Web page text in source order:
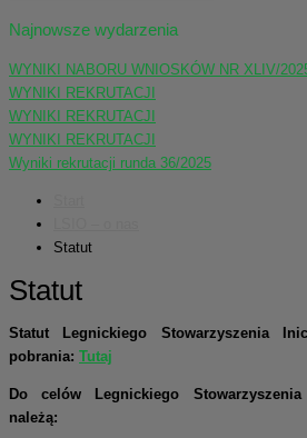
Najnowsze wydarzenia
WYNIKI NABORU WNIOSKÓW NR XLIV/
WYNIKI REKRUTACJI
WYNIKI REKRUTACJI
WYNIKI REKRUTACJI
Wyniki rekrutacji runda 36/2025
Statut
Statut
Statut Legnickiego Stowarzyszenia
pobrania: Tutaj
Do celów Legnickiego
należą: